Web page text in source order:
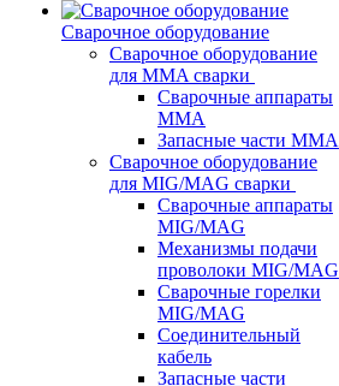
Сварочное оборудование
Сварочное оборудование
для MMA сварки
Сварочные аппараты
MMA
Запасные части MMA
Сварочное оборудование
для MIG/MAG сварки
Сварочные аппараты
MIG/MAG
Механизмы подачи
проволоки MIG/MAG
Сварочные горелки
MIG/MAG
Соединительный
кабель
Запасные части